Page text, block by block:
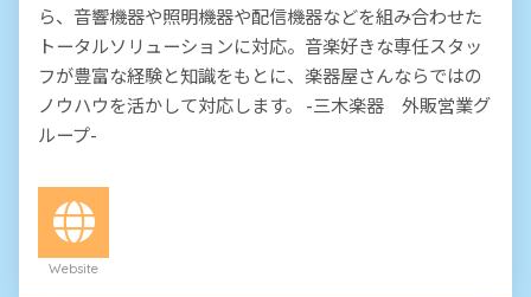
ら、音響機器や照明機器や配信機器などを組み合わせた
トータルソリューションに対応。音楽好きな専任スタッ
フが豊富な経験と知識をもとに、楽器屋さんならではの
ノウハウを活かして対応します。 -三木楽器 外販営業グ
ループ-
Website